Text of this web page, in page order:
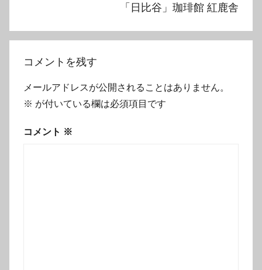
シ
「日比谷」珈琲館 紅鹿舎
コメントを残す
メールアドレスが公開されることはありません。
※ が付いている欄は必須項目です
コメント ※